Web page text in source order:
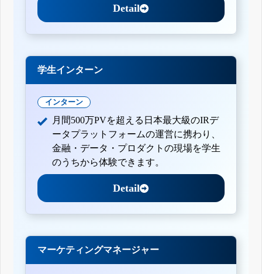
Detail
学生インターン
インターン
月間500万PVを超える日本最大級のIRデ
ータプラットフォームの運営に携わり、
金融・データ・プロダクトの現場を学生
のうちから体験できます。
Detail
マーケティングマネージャー